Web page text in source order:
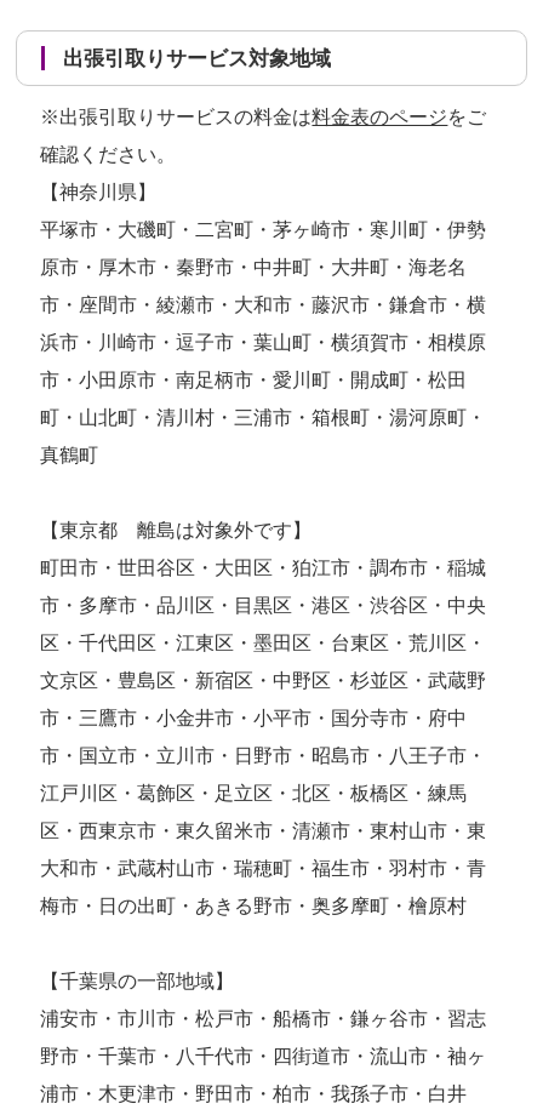
出張引取りサービス対象地域
※出張引取りサービスの料金は料金表のページをご
確認ください。
【神奈川県】
平塚市・大磯町・二宮町・茅ヶ崎市・寒川町・伊勢
原市・厚木市・秦野市・中井町・大井町・海老名
市・座間市・綾瀬市・大和市・藤沢市・鎌倉市・横
浜市・川崎市・逗子市・葉山町・横須賀市・相模原
市・小田原市・南足柄市・愛川町・開成町・松田
町・山北町・清川村・三浦市・箱根町・湯河原町・
真鶴町
【東京都 離島は対象外です】
町田市・世田谷区・大田区・狛江市・調布市・稲城
市・多摩市・品川区・目黒区・港区・渋谷区・中央
区・千代田区・江東区・墨田区・台東区・荒川区・
文京区・豊島区・新宿区・中野区・杉並区・武蔵野
市・三鷹市・小金井市・小平市・国分寺市・府中
市・国立市・立川市・日野市・昭島市・八王子市・
江戸川区・葛飾区・足立区・北区・板橋区・練馬
区・西東京市・東久留米市・清瀬市・東村山市・東
大和市・武蔵村山市・瑞穂町・福生市・羽村市・青
梅市・日の出町・あきる野市・奥多摩町・檜原村
【千葉県の一部地域】
浦安市・市川市・松戸市・船橋市・鎌ヶ谷市・習志
野市・千葉市・八千代市・四街道市・流山市・袖ヶ
浦市・木更津市・野田市・柏市・我孫子市・白井